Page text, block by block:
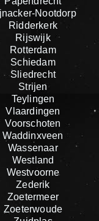
Nootdorp
Ridderkerk
Rijswijk
Rotterdam
Schiedam
Sliedrecht
Strijen
Teylingen
Vlaardingen
Voorschoten
Waddinxveen
Wassenaar
Westland
Westvoorne
Zederik
Zoetermeer
Zoeterwoude